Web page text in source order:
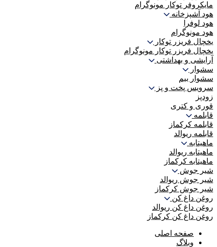
مایکروفر توکار مونوگرام
هود آشپزخانه
هود لوفرا
هود مونوگرام
یخچال فریزر توکار
یخچال فریزر توکار مونوگرام
آرایشی و بهداشتی
سشوار
سشوار بیم
سرویس پخت و پز
زودپز
قوری و کتری
قابلمه
قابلمه کرکماز
قابلمه ریوالد
ماهیتابه
ماهیتابه ریوالد
ماهیتابه کرکماز
شیر جوش
شیر جوش ریوالد
شیر جوش کرکماز
روغن داغ کن
روغن داغ کن ریوالد
روغن داغ کن کرکماز
صفحه اصلی
وبلاگ